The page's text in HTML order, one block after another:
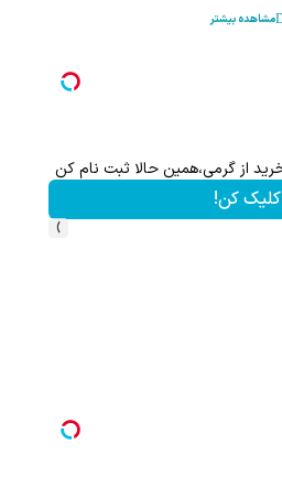
مشاهده بیشتر
کلیک کن!
›